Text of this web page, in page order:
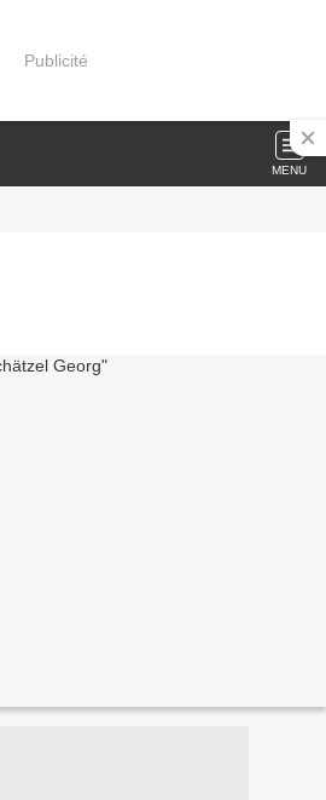
Publicité
MENU